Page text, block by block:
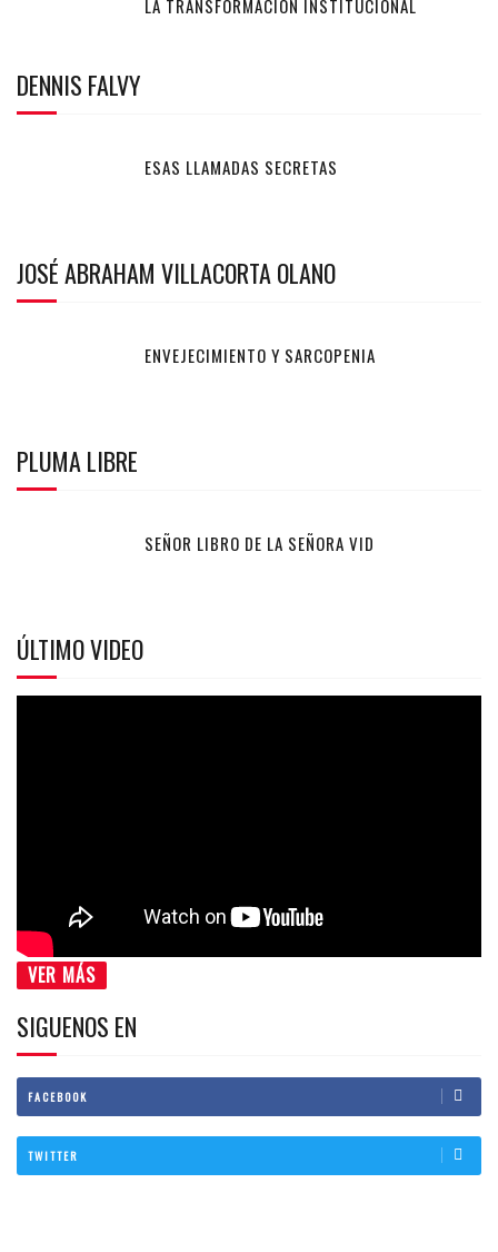
LA TRANSFORMACIÓN INSTITUCIONAL
DENNIS FALVY
ESAS LLAMADAS SECRETAS
JOSÉ ABRAHAM VILLACORTA OLANO
ENVEJECIMIENTO Y SARCOPENIA
PLUMA LIBRE
SEÑOR LIBRO DE LA SEÑORA VID
ÚLTIMO VIDEO
VER MÁS
SIGUENOS EN
FACEBOOK
TWITTER